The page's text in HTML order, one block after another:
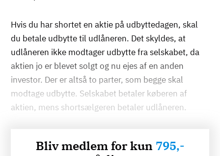
Hvis du har shortet en aktie på udbyttedagen, skal
du betale udbytte til udlåneren. Det skyldes, at
udlåneren ikke modtager udbytte fra selskabet, da
aktien jo er blevet solgt og nu ejes af en anden
investor. Der er altså to parter, som begge skal
modtage udbytte. Selskabet betaler køberen af
aktien, mens shortsælgeren betaler udlåneren.
Bliv medlem for kun 795,-